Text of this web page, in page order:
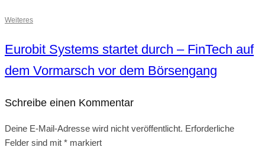
Weiteres
Eurobit Systems startet durch – FinTech auf
dem Vormarsch vor dem Börsengang
Schreibe einen Kommentar
Deine E-Mail-Adresse wird nicht veröffentlicht. Erforderliche
Felder sind mit * markiert